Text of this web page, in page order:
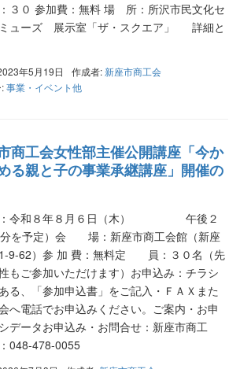
３０ 参加費：無料 場 所：所沢市民文化セ
ューズ 展示室「ザ・スクエア」 詳細と
年5月19日 作成者:新座市商工会
事業・イベント他
商工会女性部主催公開講座「今か
る親と子の事業承継講座」開催の
：令和８年８月６日（木） 午後２
を予定）会 場：新座市商工会館（新座
9-62）参 加 費：無料定 員：３０名（先
もご参加いただけます）お申込み：チラシ
る、「参加申込書」をご記入・ＦＡＸまた
へ電話でお申込みください。ご案内・お申
データお申込み・お問合せ：新座市商工
048-478-0055